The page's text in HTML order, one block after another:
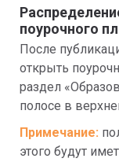
поурочного
После
открыть
раздел
полосе в
Примечание:
этого будут